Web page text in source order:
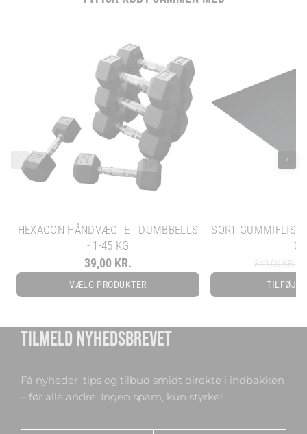
HEXAGON HÅNDVÆGTE - DUMBBELLS
- 1-45 KG
39,00 KR.
VÆLG PRODUKTER
SORT
349,00 KR.
TILFØJ
›
TILMELD NYHEDSBREVET
Få nyheder, tips og tilbud smidt direkte i indbakken
– før alle andre. Ingen spam, kun styrke!